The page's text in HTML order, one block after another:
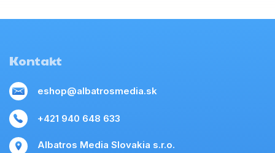
Kontakt
eshop@albatrosmedia.sk
+421 940 648 633
Albatros Media Slovakia s.r.o.